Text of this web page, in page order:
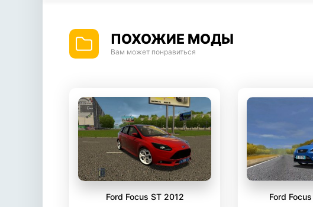
ПОХОЖИЕ МОДЫ
Вам может понравиться
Ford Focus ST 2012 Ford